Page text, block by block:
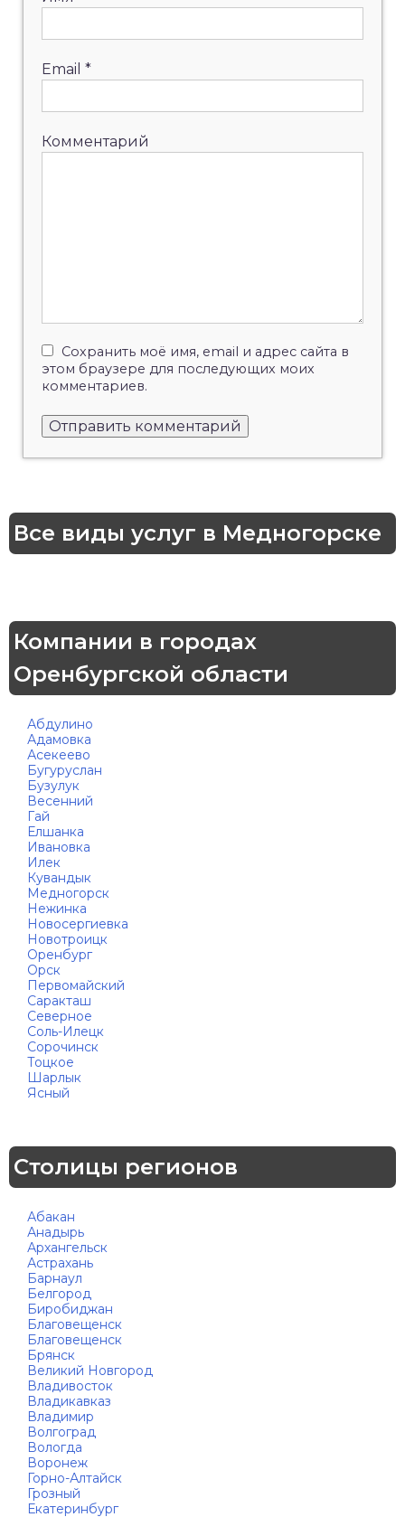
Email *
Комментарий
Сохранить моё имя, email и адрес сайта в
этом браузере для последующих моих
комментариев.
Все виды услуг в Медногорске
Компании в городах
Оренбургской области
Абдулино
Адамовка
Асекеево
Бугуруслан
Бузулук
Весенний
Гай
Елшанка
Ивановка
Илек
Кувандык
Медногорск
Нежинка
Новосергиевка
Новотроицк
Оренбург
Орск
Первомайский
Саракташ
Северное
Соль-Илецк
Сорочинск
Тоцкое
Шарлык
Ясный
Столицы регионов
Абакан
Анадырь
Архангельск
Астрахань
Барнаул
Белгород
Биробиджан
Благовещенск
Благовещенск
Брянск
Великий Новгород
Владивосток
Владикавказ
Владимир
Волгоград
Вологда
Воронеж
Горно-Алтайск
Грозный
Екатеринбург